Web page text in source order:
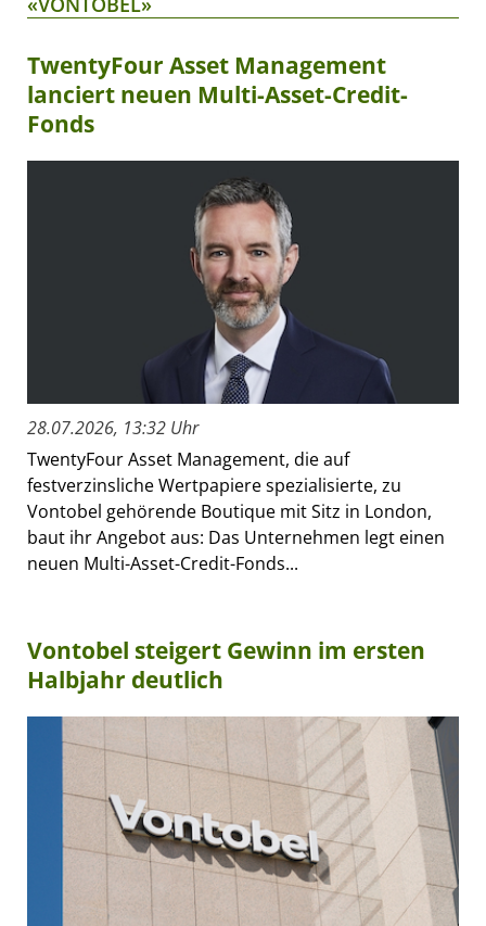
TwentyFour Asset Management
lanciert neuen Multi-Asset-Credit-
Fonds
28.07.2026, 13:32 Uhr
TwentyFour Asset Management, die auf
festverzinsliche Wertpapiere spezialisierte, zu
Vontobel gehörende Boutique mit Sitz in London,
baut ihr Angebot aus: Das Unternehmen legt einen
neuen Multi-Asset-Credit-Fonds...
Vontobel steigert Gewinn im ersten
Halbjahr deutlich